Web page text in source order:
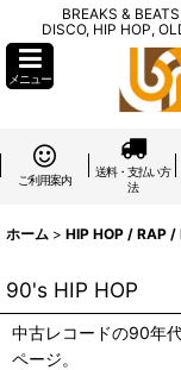
BREAKS &
DISCO, HIP HOP,
メニュー
ご利用案内
送料・支払い方
法
ホーム > HIP HOP / RAP /
90's HIP HOP
中古レコードの90年
ページ。